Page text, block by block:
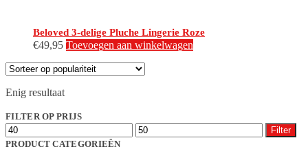
Beloved 3-delige Pluche Lingerie Roze
€49,95 Toevoegen aan winkelwagen
Enig resultaat
FILTER OP PRIJS
Min.
prijs
Max.
prijs
Filter
PRODUCT CATEGORIEËN